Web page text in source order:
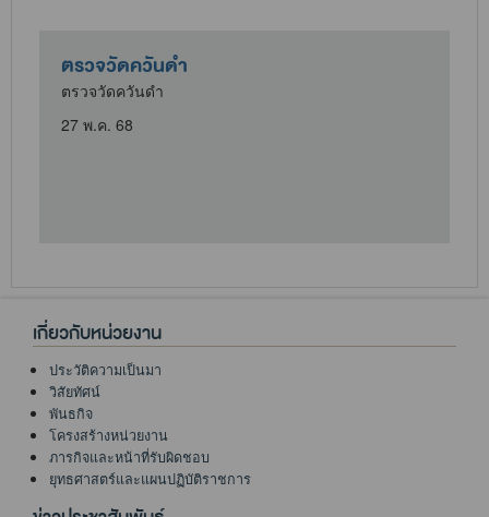
ตรวจวัดควันดำ
ตรวจวัดควันดำ
27 พ.ค. 68
เกี่ยวกับหน่วยงาน
ประวัติความเป็นมา
วิสัยทัศน์
พันธกิจ
โครงสร้างหน่วยงาน
ภารกิจและหน้าที่รับผิดชอบ
ยุทธศาสตร์และแผนปฏิบัติราชการ